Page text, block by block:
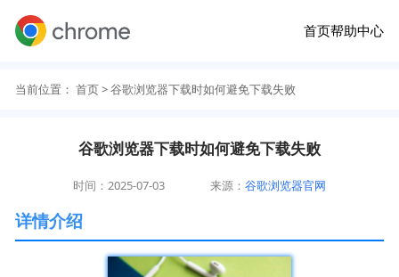
首页帮助中心
当前位置： 首页> 谷歌浏览器下载时如何避免下载失败
谷歌浏览器下载时如何避免下载失败
时间：2025-07-03 来源：谷歌浏览器官网
详情介绍